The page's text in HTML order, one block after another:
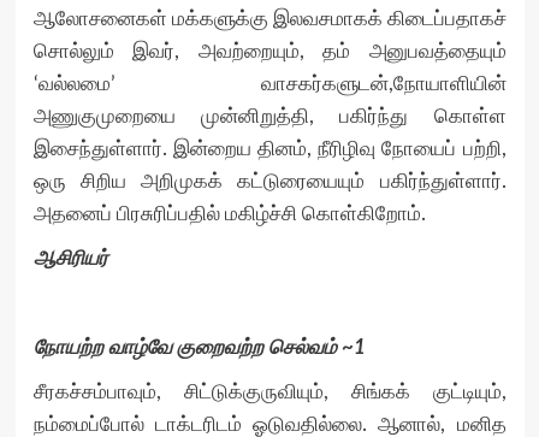
ஆலோசனைகள் மக்களுக்கு இலவசமாகக் கிடைப்பதாகச்
சொல்லும் இவர், அவற்றையும், தம் அனுபவத்தையும்
‘வல்லமை’ வாசகர்களுடன்,நோயாளியின்
அணுகுமுறையை முன்னிறுத்தி, பகிர்ந்து கொள்ள
இசைந்துள்ளார். இன்றைய தினம், நீரிழிவு நோயைப் பற்றி,
ஒரு சிறிய அறிமுகக் கட்டுரையையும் பகிர்ந்துள்ளார்.
அதனைப் பிரசுரிப்பதில் மகிழ்ச்சி கொள்கிறோம்.
ஆசிரியர்
நோயற்ற வாழ்வே குறைவற்ற செல்வம் ~1
சீரகச்சம்பாவும், சிட்டுக்குருவியும், சிங்கக் குட்டியும்,
நம்மைப்போல் டாக்டரிடம் ஓடுவதில்லை. ஆனால், மனித